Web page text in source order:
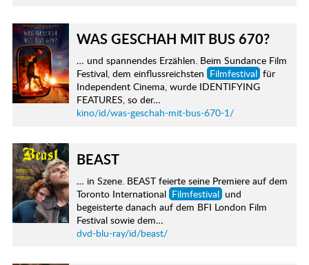
WAS GESCHAH MIT BUS 670?
… und spannendes Erzählen. Beim Sundance Film
Festival, dem einflussreichsten Filmfestival für
Independent Cinema, wurde IDENTIFYING
FEATURES, so der…
kino/id/was-geschah-mit-bus-670-1/
BEAST
… in Szene. BEAST feierte seine Premiere auf dem
Toronto International Filmfestival und
begeisterte danach auf dem BFI London Film
Festival sowie dem…
dvd-blu-ray/id/beast/